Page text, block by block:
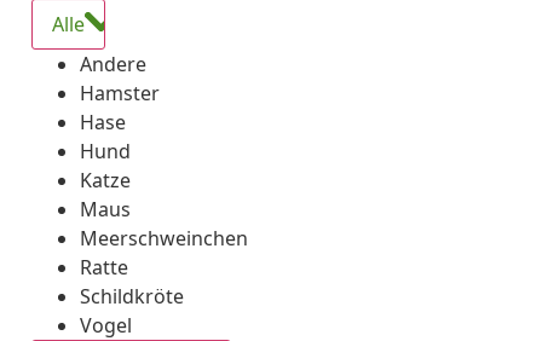
Alle
Andere
Hamster
Hase
Hund
Katze
Maus
Meerschweinchen
Ratte
Schildkröte
Vogel